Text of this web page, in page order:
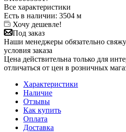
Все характеристики
Есть в наличии: 3504 м
Хочу дешевле!
Под заказ
Наши менеджеры обязательно
условия заказа
Цена действительна только для
отличаться от цен в розничных
Характеристики
Наличие
Отзывы
Как купить
Оплата
Доставка